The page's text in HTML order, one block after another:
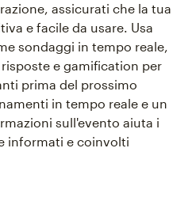
assicurati che la tua
e facile da usare. Usa
sondaggi in tempo reale,
e gamification per
prima del prossimo
in tempo reale e un
sull'evento aiuta i
informati e coinvolti